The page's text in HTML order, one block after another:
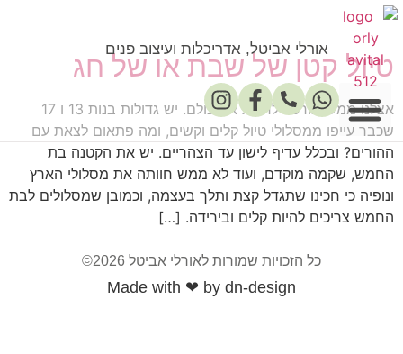
אורלי אביטל, אדריכלות ועיצוב פנים
טיול קטן של שבת או של חג
אצלנו ממש מורכב לרצות את כולם. יש גדולות בנות 13 ו 17
שכבר עייפו ממסלולי טיול קלים וקשים, ומה פתאום לצאת עם
ההורים? ובכלל עדיף לישון עד הצהריים. יש את הקטנה בת
החמש, שקמה מוקדם, ועוד לא ממש חוותה את מסלולי הארץ
ונופיה כי חכינו שתגדל קצת ותלך בעצמה, וכמובן שמסלולים לבת
החמש צריכים להיות קלים ובירידה. […]
כל הזכויות שמורות לאורלי אביטל 2026©
Made with ❤ by dn-design